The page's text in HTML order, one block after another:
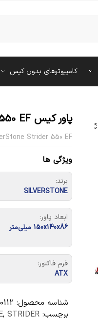
کامپیوترهای بدون کیس
پاور کیس SilverStone Strider 550 EF
Strider 550 EF
ویژگی ها
برند:
SILVERSTONE
ابعاد پاور:
150x140x86 میلی‌متر
فرم فاکتور:
ATX
شناسه محصول:
برچسب:
, STRIDER